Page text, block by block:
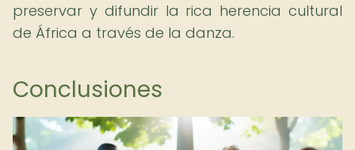
preservar y difundir la rica herencia cultural
de África a través de la danza.
Conclusiones